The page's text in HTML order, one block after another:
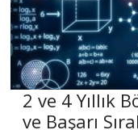
2 ve 4 Yıllık
ve Başarı